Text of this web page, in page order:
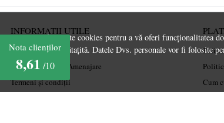
Acest site folosește cookies pentru a vă oferi funcționalitatea
experiență îmbunătațită. Datele Dvs. personale vor fi folosite
INFORMATII UTILE
Despre noi
Ghiduri și Idei de Amenajare
Termeni și condiții
Cum
Nota clienților
8,61 /10